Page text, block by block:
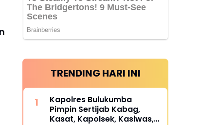
TRENDING HARI INI
Kapolres Bulukumba
Pimpin Sertijab Kabag,
Kasat, Kapolsek, Kasiwas,